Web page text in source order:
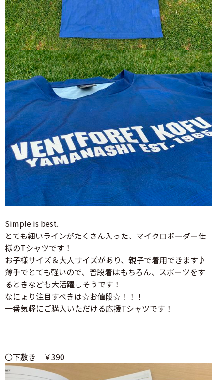
Simple is best.
とても細いラインがたくさん入った、マイクロボーダー仕
様のTシャツです！
お子様サイズ＆大人サイズがあり、親子で着用できます♪
薄手でとても軽いので、普段着はもちろん、スポーツをす
るときなども大活躍しそうです！
なにょり注目すべきは☆お値段☆！！！
一番気軽にご購入いただける応援Tシャツです！
〇下敷き ￥390